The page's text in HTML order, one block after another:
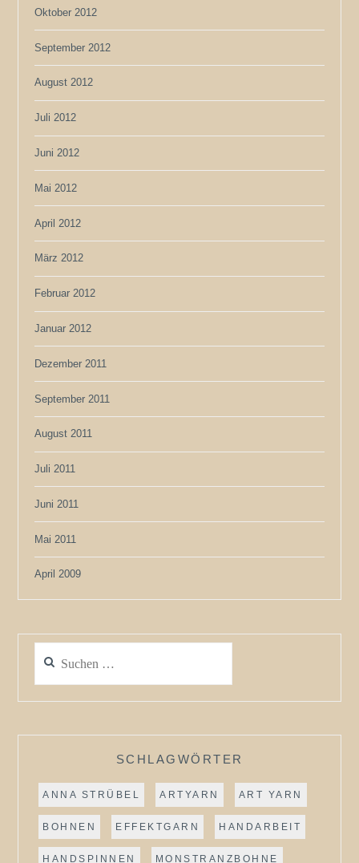
Oktober 2012
September 2012
August 2012
Juli 2012
Juni 2012
Mai 2012
April 2012
März 2012
Februar 2012
Januar 2012
Dezember 2011
September 2011
August 2011
Juli 2011
Juni 2011
Mai 2011
April 2009
nach:
SCHLAGWÖRTER
ANNA STRÜBEL ARTYARN ART YARN
BOHNEN EFFEKTGARN HANDARBEIT
HANDSPINNEN MONSTRANZBOHNE